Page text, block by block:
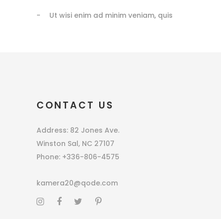
Ut wisi enim ad minim veniam, quis
CONTACT US
Address: 82 Jones Ave.
Winston Sal, NC 27107
Phone: +336-806-4575
kamera20@qode.com